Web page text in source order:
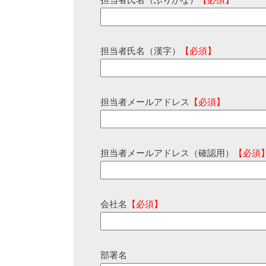
担当者氏名（漢字） 【必須】
担当者メールアドレス 【必須】
担当者メールアドレス（確認用） 【必須
会社名 【必須】
部署名